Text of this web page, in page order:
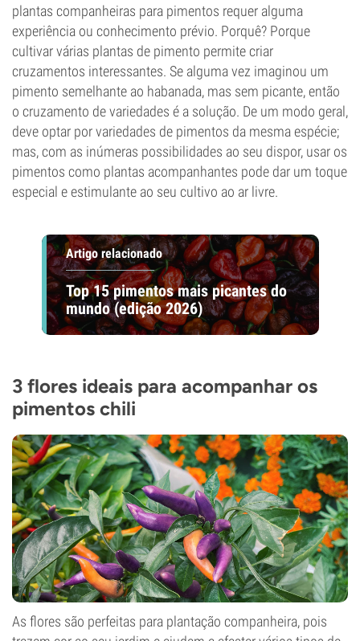
plantas companheiras para pimentos requer alguma
experiência ou conhecimento prévio. Porquê? Porque
cultivar várias plantas de pimento permite criar
cruzamentos interessantes. Se alguma vez imaginou um
pimento semelhante ao habanada, mas sem picante, então
o cruzamento de variedades é a solução. De um modo geral,
deve optar por variedades de pimentos da mesma espécie;
mas, com as inúmeras possibilidades ao seu dispor, usar os
pimentos como plantas acompanhantes pode dar um toque
especial e estimulante ao seu cultivo ao ar livre.
Artigo relacionado
Top 15 pimentos mais picantes do
mundo (edição 2026)
3 flores ideais para acompanhar os
pimentos chili
As flores são perfeitas para plantação companheira, pois